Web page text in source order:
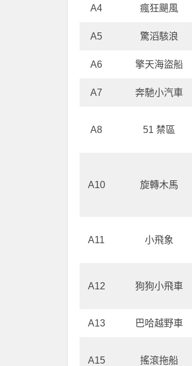
A4 瘋狂颶風
A5 驚滔駭浪
A6 擎天海盜船
A7 奔馳小汽車
A8 51 禁區
A10 旋轉木馬
A11 小飛象
A12 狗狗小飛車
A13 巴哈越野車
A15 搖滾拖船